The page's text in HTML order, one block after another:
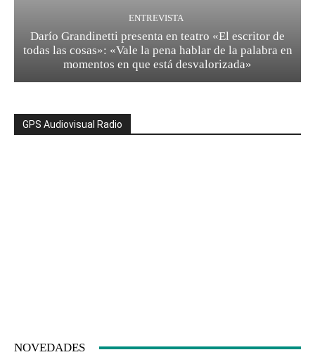
ENTREVISTA
Darío Grandinetti presenta en teatro «El escritor de
todas las cosas»: «Vale la pena hablar de la palabra en
momentos en que está desvalorizada»
GPS Audiovisual Radio
NOVEDADES